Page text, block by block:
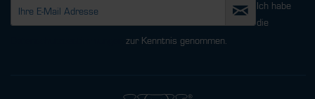
Ich habe
die
zur Kenntnis genommen.